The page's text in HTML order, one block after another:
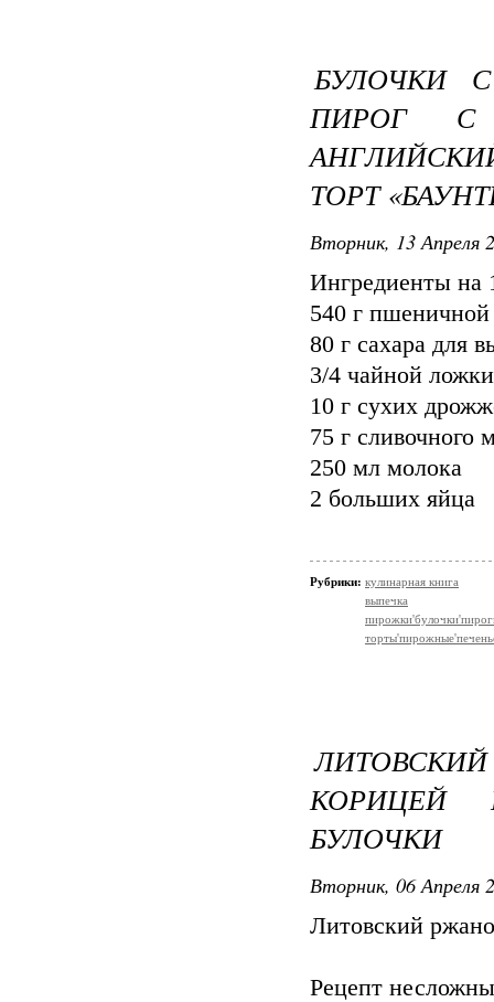
БУЛОЧКИ
ПИРОГ С
ТОРТ
Вторник, 13 Апреля
Ингредиенты на
540 г
80 г сахара для
3/4 чайной
10 г сухих
75 г сливочного
250 мл молока
2 больших яйца
Рубрики: кулинарная книга
выпечка
КОРИЦЕЙ
БУЛОЧКИ
Вторник, 06 Апреля
Литовский
Рецепт